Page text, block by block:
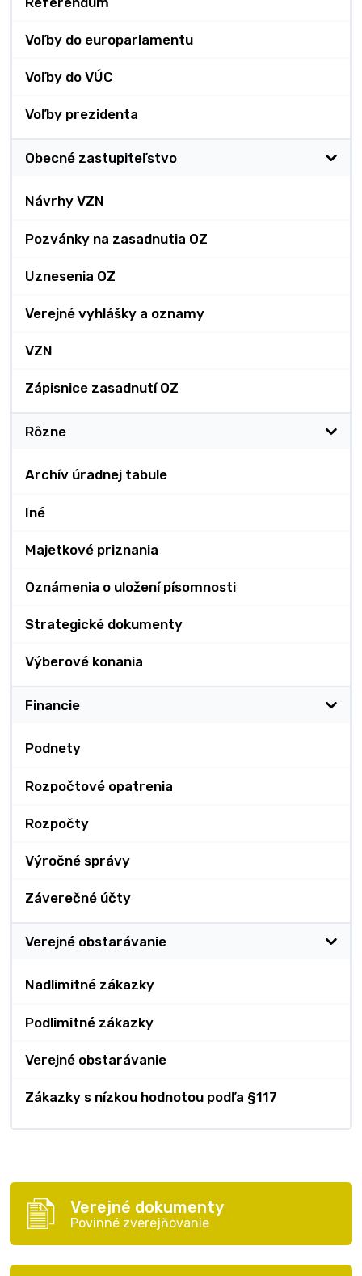
Voľby do europarlamentu
Voľby do VÚC
Voľby prezidenta
Obecné zastupiteľstvo
Návrhy VZN
Pozvánky na zasadnutia OZ
Uznesenia OZ
Verejné vyhlášky a oznamy
VZN
Zápisnice zasadnutí OZ
Rôzne
Archív úradnej tabule
Iné
Majetkové priznania
Oznámenia o uložení písomnosti
Strategické dokumenty
Výberové konania
Financie
Podnety
Rozpočtové opatrenia
Rozpočty
Výročné správy
Záverečné účty
Verejné obstarávanie
Nadlimitné zákazky
Podlimitné zákazky
Verejné obstarávanie
Zákazky s nízkou hodnotou podľa §117
Verejné dokumenty
Povinné zverejňovanie